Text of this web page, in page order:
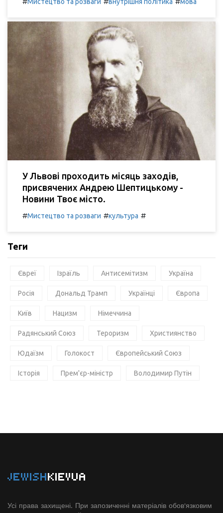
У Львові проходить місяць заходів,
присвячених Андрею Шептицькому -
Новини Твоє місто.
#Мистецтво та розваги #культура #
Теги
Євреї Ізраїль Антисемітизм Україна
Росія Дональд Трамп Українці Європа
Київ Нацизм Німеччина
Радянський Союз Тероризм Християнство
Юдаїзм Голокост Європейський Союз
Історія Прем'єр-міністр Володимир Путін
JEWISHKIEVUA
Усі права захищені. При запозиченні матеріалів обов'язковим